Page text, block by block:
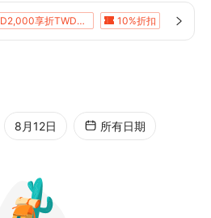
團人數，供應商將不會
認無法成團將於行前告
滿TWD2,000享折TWD200
10%折扣
滿TWD5,000享折TWD400
8月12日 所有日期